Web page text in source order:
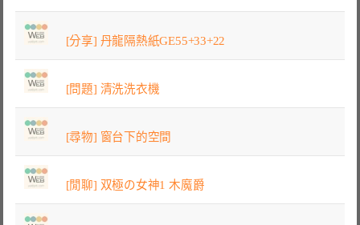
[分享] 丹龍隔熱紙GE55+33+22
[問題] 清洗洗衣機
[尋物] 窗台下的空間
[閒聊] 双極の女神1 木魔爵